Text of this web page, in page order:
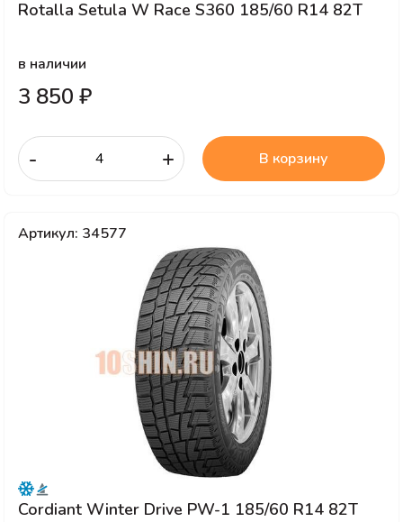
Rotalla Setula W Race S360 185/60 R14 82T
в наличии
3 850 ₽
- + В корзину
Артикул: 34577
Cordiant Winter Drive PW-1 185/60 R14 82T